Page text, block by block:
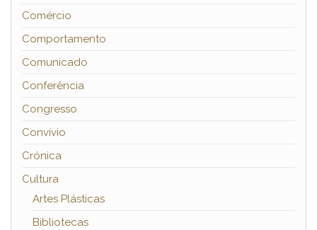
Comércio
Comportamento
Comunicado
Conferência
Congresso
Convívio
Crónica
Cultura
Artes Plásticas
Bibliotecas